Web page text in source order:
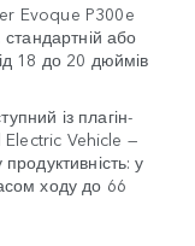
Evoque P300e
стандартній або
18 до 20 дюймів
із плагін-
Electric Vehicle —
у
ходу до 66